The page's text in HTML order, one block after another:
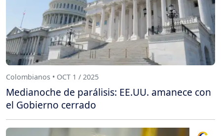
Colombianos • OCT 1 / 2025
Medianoche de parálisis: EE.UU. amanece con
el Gobierno cerrado